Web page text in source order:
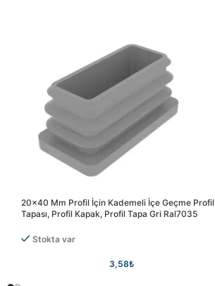
20×40 Mm Profil İçin Kademeli İçe Geçme Profil
Tapası, Profil Kapak, Profil Tapa Gri Ral7035
Stokta var
3,58₺